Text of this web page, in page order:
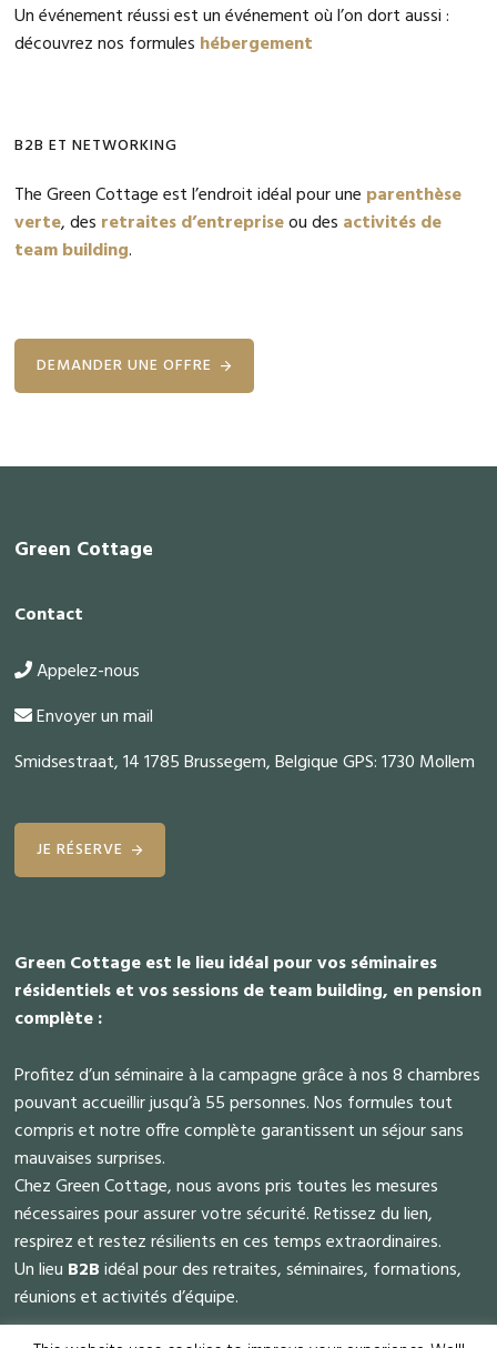
Un événement réussi est un événement où l’on dort aussi :
découvrez nos formules hébergement
B2B ET NETWORKING
The Green Cottage est l’endroit idéal pour une parenthèse
verte, des retraites d’entrepriseou des activités de
team building.
DEMANDER UNE OFFRE
Footer
Green Cottage
Contact
Appelez-nous
Envoyer un mail
Smidsestraat, 14 1785 Brussegem, Belgique GPS: 1730 Mollem
JE RÉSERVE
Green Cottage est le lieu idéal pour vos séminaires
résidentiels et vos sessions de team building, en pension
complète :
Profitez d’un séminaire à la campagne grâce à nos 8 chambres
pouvant accueillir jusqu’à 55 personnes. Nos formules tout
compris et notre offre complète garantissent un séjour sans
mauvaises surprises.
Chez Green Cottage, nous avons pris toutes les mesures
nécessaires pour assurer votre sécurité. Retissez du lien,
respirez et restez résilients en ces temps extraordinaires.
Un lieu B2Bidéal pour des retraites, séminaires, formations,
réunions et activités d’équipe.